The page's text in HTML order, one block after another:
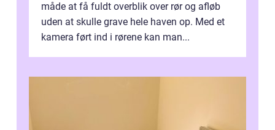
måde at få fuldt overblik over rør og afløb
uden at skulle grave hele haven op. Med et
kamera ført ind i rørene kan man...